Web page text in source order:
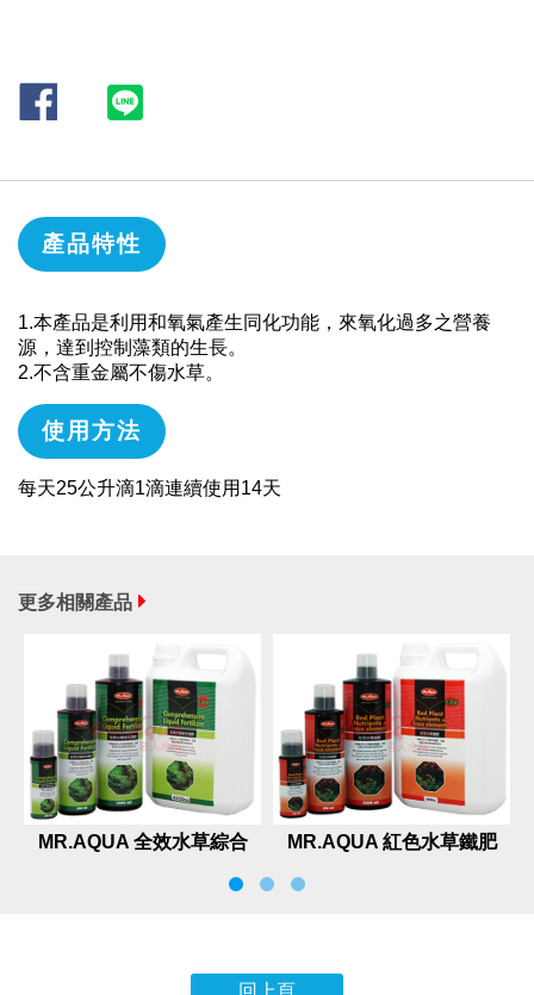
產品特性
1.本產品是利用和氧氣產生同化功能，來氧化過多之營養
源，達到控制藻類的生長。
2.不含重金屬不傷水草。
使用方法
每天25公升滴1滴連續使用14天
更多相關產品
MR.AQUA 全效水草綜合
MR.AQUA 紅色水草鐵肥
回上頁